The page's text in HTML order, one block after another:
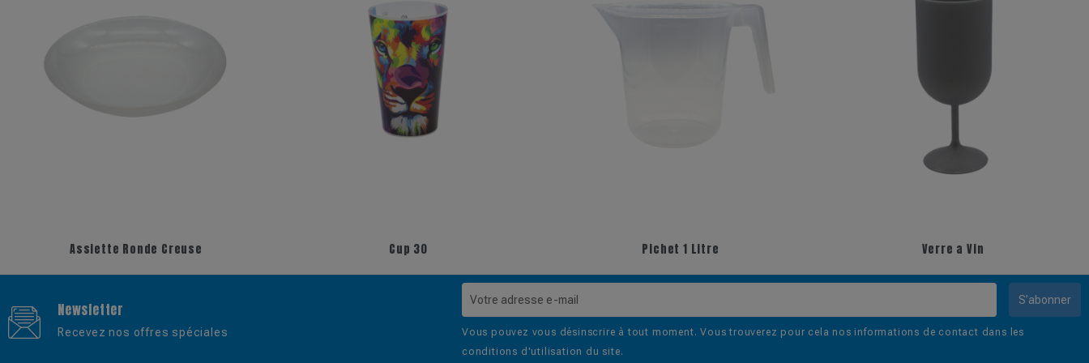
Assiette Ronde Creuse Cup 30 Pichet 1 Litre Verre a Vin
Newsletter
Recevez nos offres spéciales
S’abonner
Vous pouvez vous désinscrire à tout moment. Vous trouverez pour cela nos informations de contact dans les
conditions d'utilisation du site.